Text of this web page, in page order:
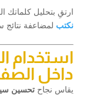
ارتقِ بتحليل كلماتك
نكتب لمضاعفة
استخدام
داخل
يقاس نجاح تحسين